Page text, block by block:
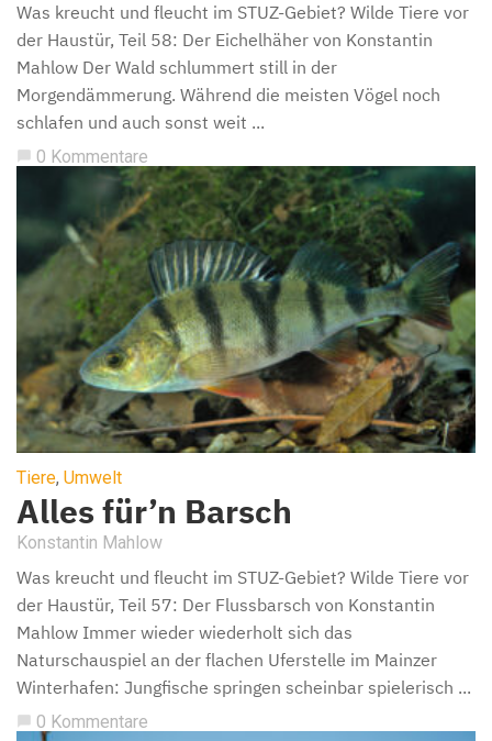
Was kreucht und fleucht im STUZ-Gebiet? Wilde Tiere vor
der Haustür, Teil 58: Der Eichelhäher von Konstantin
Mahlow Der Wald schlummert still in der
Morgendämmerung. Während die meisten Vögel noch
schlafen und auch sonst weit ...
chat_bubble 0 Kommentare
Tiere, Umwelt
Alles für’n Barsch
Konstantin Mahlow
Was kreucht und fleucht im STUZ-Gebiet? Wilde Tiere vor
der Haustür, Teil 57: Der Flussbarsch von Konstantin
Mahlow Immer wieder wiederholt sich das
Naturschauspiel an der flachen Uferstelle im Mainzer
Winterhafen: Jungfische springen scheinbar spielerisch ...
chat_bubble 0 Kommentare